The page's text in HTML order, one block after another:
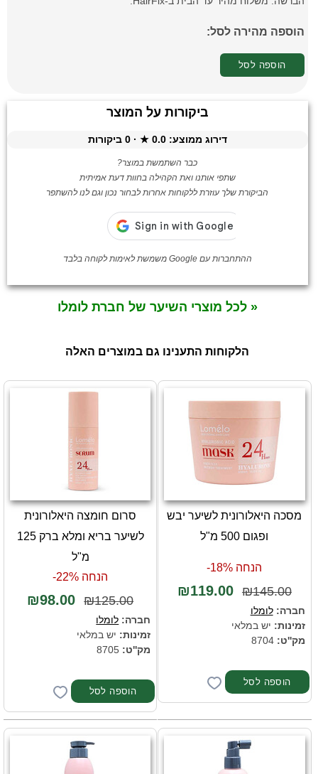
הוספה מהירה לסל:
הוספה לסל
ביקורות על המוצר
דירוג ממוצע:0.0
★ ·
0 ביקורות
כבר השתמשת במוצר?
שתפי אותנו ואת הקהילה בחוות דעת אמיתית
הביקורת שלך עוזרת ללקוחות אחרות לבחור נכון וגם לנו להשתפר
ההתחברות עם Google משמשת לאימות לקוחה בלבד
« לכל מוצרי השיער של חברת לומלו
הלקוחות התענינו גם במוצרים האלה
מסכה היאלורונית לשיער יבש
ופגום 500 מ"ל
הנחה 18%-
₪145.00
₪119.00
חברה:לומלו
זמינות: יש במלאי
מק''ט: 8704
סרום חומצה היאלורונית
לשיער בריא ומלא ברק 125
מ"ל
הנחה 22%-
₪125.00
₪98.00
חברה: לומלו
זמינות: יש במלאי
מק''ט: